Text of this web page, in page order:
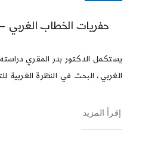
حفريات الخطاب الغربي –
يستكمل الدكتور بدر المقري
الغربي، البحث في النظرة الغربية
إقرأ المزيد